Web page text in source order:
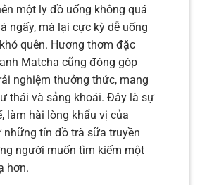
một ly đồ uống không quá
ngấy, mà lại cực kỳ dễ uống
quên. Hương thơm đặc
Matcha cũng đóng góp
nghiệm thưởng thức, mang
thái và sảng khoái. Đây là sự
làm hài lòng khẩu vị của
những tín đồ trà sữa truyền
người muốn tìm kiếm một
hơn.